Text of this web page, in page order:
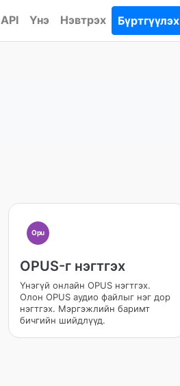
API Үнэ Нэвтрэх Бүртгүүлэх
Opu
OPUS-г нэгтгэх
Үнэгүй онлайн OPUS нэгтгэх.
Олон OPUS аудио файлыг нэг дор
нэгтгэх. Мэргэжлийн баримт
бичгийн шийдлүүд.